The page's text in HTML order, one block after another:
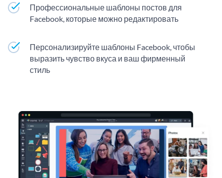
Профессиональные шаблоны постов для
Facebook, которые можно редактировать
Персонализируйте шаблоны Facebook, чтобы
выразить чувство вкуса и ваш фирменный
стиль